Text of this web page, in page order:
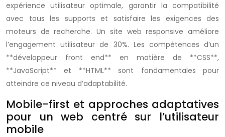
expérience utilisateur optimale, garantir la compatibilité
avec tous les supports et satisfaire les exigences des
moteurs de recherche. Un site web responsive améliore
l’engagement utilisateur de 30%. Les compétences d’un
**développeur front end** en matière de **CSS**,
**JavaScript** et **HTML** sont fondamentales pour
atteindre ce niveau d’adaptabilité.
Mobile-first et approches adaptatives
pour un web centré sur l’utilisateur
mobile